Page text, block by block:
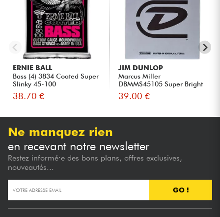
ERNIE BALL
Bass (4) 3834 Coated Super
Slinky 45-100
38.70 €
JIM DUNLOP
Marcus Miller
DBMMS45105 Super Bright
Electric Bas...
39.00 €
Ne manquez rien
en recevant notre newsletter
Restez informé·e des bons plans, offres exclusives,
nouveautés...
GO !